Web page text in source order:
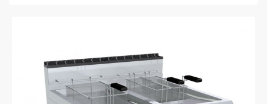
PROFESSIONALI